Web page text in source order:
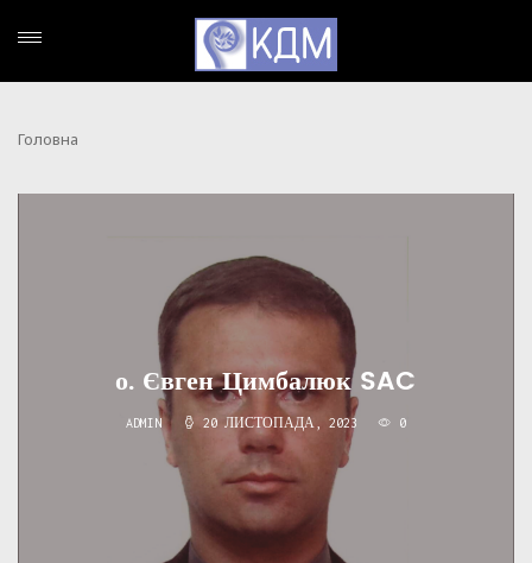
Головна
о. Євген Цимбалюк SAC
ADMIN 20 ЛИСТОПАДА, 2023 0